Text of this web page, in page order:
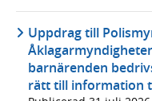
Uppdrag till
barnärenden
rätt till information